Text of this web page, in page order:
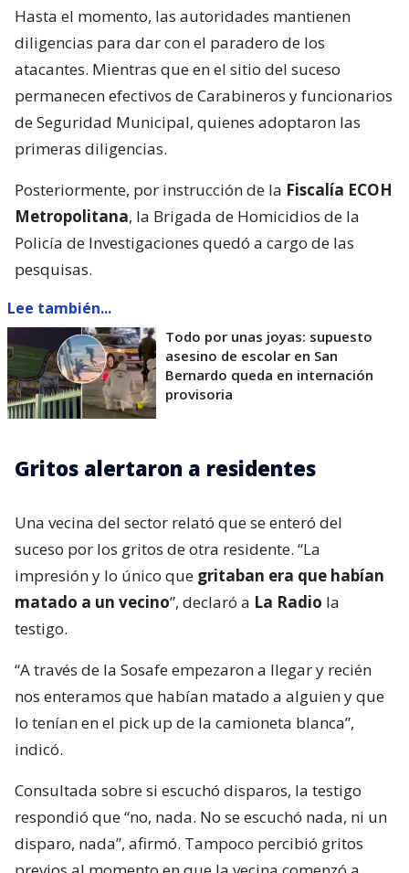
Hasta el momento, las autoridades mantienen
diligencias para dar con el paradero de los
atacantes. Mientras que en el sitio del suceso
permanecen efectivos de Carabineros y funcionarios
de Seguridad Municipal, quienes adoptaron las
primeras diligencias.
Posteriormente, por instrucción de la Fiscalía ECOH
Metropolitana, la Brigada de Homicidios de la
Policía de Investigaciones quedó a cargo de las
pesquisas.
Lee también...
Todo por unas joyas: supuesto
asesino de escolar en San
Bernardo queda en internación
provisoria
Gritos alertaron a residentes
Una vecina del sector relató que se enteró del
suceso por los gritos de otra residente. “La
impresión y lo único que gritaban era que habían
matado a un vecino”, declaró a La Radio la
testigo.
“A través de la Sosafe empezaron a llegar y recién
nos enteramos que habían matado a alguien y que
lo tenían en el pick up de la camioneta blanca”,
indicó.
Consultada sobre si escuchó disparos, la testigo
respondió que “no, nada. No se escuchó nada, ni un
disparo, nada”, afirmó. Tampoco percibió gritos